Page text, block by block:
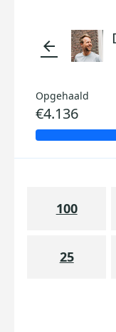
arrow_back
Opgehaald
€4.136
100
25